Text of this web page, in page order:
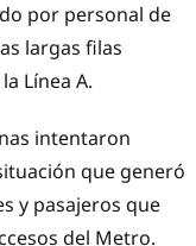
por personal de
largas filas
Línea A.
intentaron
que generó
y pasajeros que
del Metro.